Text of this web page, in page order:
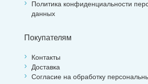
Политика конфиденциальности
данных
Покупателям
Контакты
Доставка
Согласие на обработку